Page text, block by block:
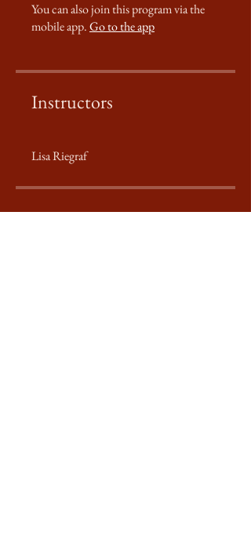
You can also join this program via the
mobile app.Go to the app
Instructors
Lisa Riegraf
Price